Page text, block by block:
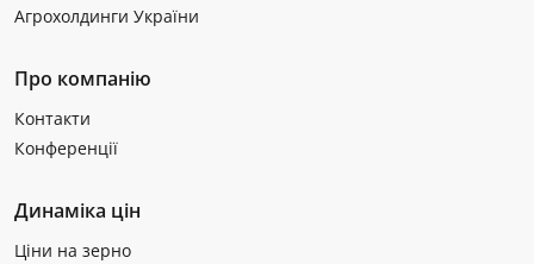
Агрохолдинги України
Про компанію
Контакти
Конференції
Динаміка цін
Ціни на зерно